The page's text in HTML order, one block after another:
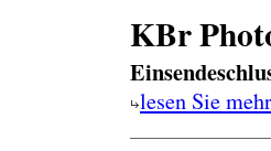
KBr
lesen Sie mehr